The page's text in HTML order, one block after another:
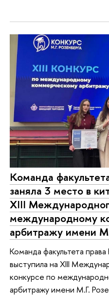
Команда
заняла 3 место в
XIII
международному
арбитражу имени
Команда факультета
выступила на XIII
конкурсе по
арбитражу имени М.Г.